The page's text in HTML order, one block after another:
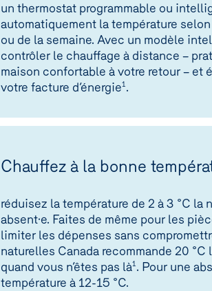
un thermostat programmable ou
automatiquement la température
ou de la semaine. Avec un modèle
contrôler le chauffage à distance –
maison confortable à votre retour – et
votre facture d’énergie1.
Chauffez à la bonne
réduisez la température de 2 à 3 °C la
absent·e. Faites de même pour les
limiter les dépenses sans
naturelles Canada recommande 20 °C
quand vous n’êtes pas là1. Pour une
température à 12-15 °C.